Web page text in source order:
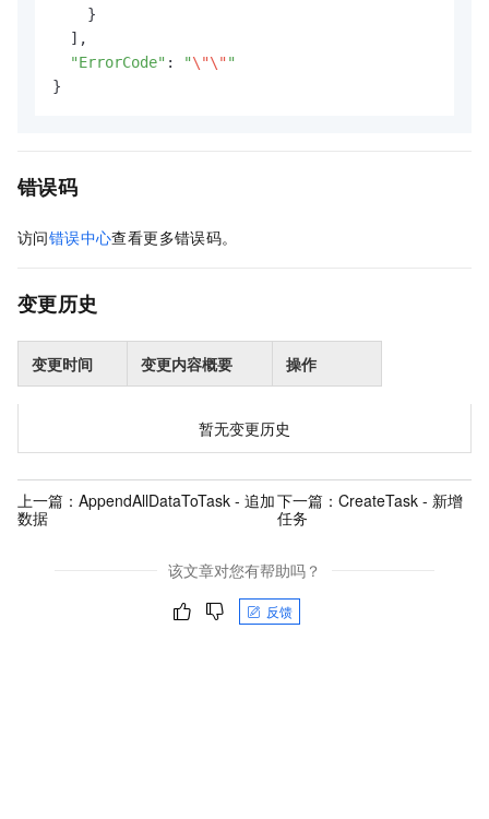
    }
  ],
"ErrorCode" : "\"\" "
}
错误码
访问错误中心查看更多错误码。
变更历史
变更时间 变更内容概要 操作
暂无变更历史
上一篇： AppendAllDataToTask - 追加
数据
下一篇： CreateTask - 新增
任务
该文章对您有帮助吗？
反馈